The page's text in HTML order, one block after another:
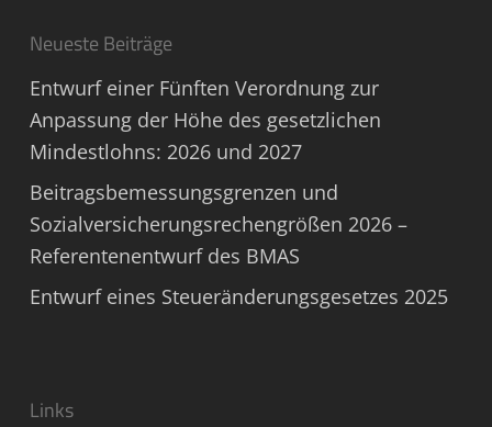
Neueste Beiträge
Entwurf einer Fünften Verordnung zur
Anpassung der Höhe des gesetzlichen
Mindestlohns: 2026 und 2027
Beitragsbemessungsgrenzen und
Sozialversicherungsrechengrößen 2026 –
Referentenentwurf des BMAS
Entwurf eines Steueränderungsgesetzes 2025
Links